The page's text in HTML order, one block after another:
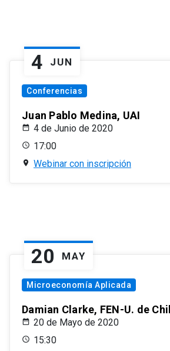
4 JUN
Conferencias
Juan Pablo Medina, UAI
4 de Junio de 2020
17:00
Webinar con inscripción
20 MAY
Microeconomía Aplicada
Damian Clarke, FEN-U. de
20 de Mayo de 2020
15:30